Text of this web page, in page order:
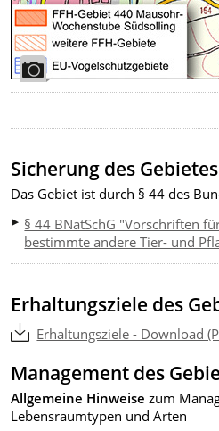
Sicherung des Gebietes
Das Gebiet ist durch § 44 des
§ 44 BNatSchG "Vorschriften
bestimmte andere Tier- und
Erhaltungsziele des
Erhaltungsziele - Download
Management des
Allgemeine Hinweise zum
Lebensraumtypen und Arten